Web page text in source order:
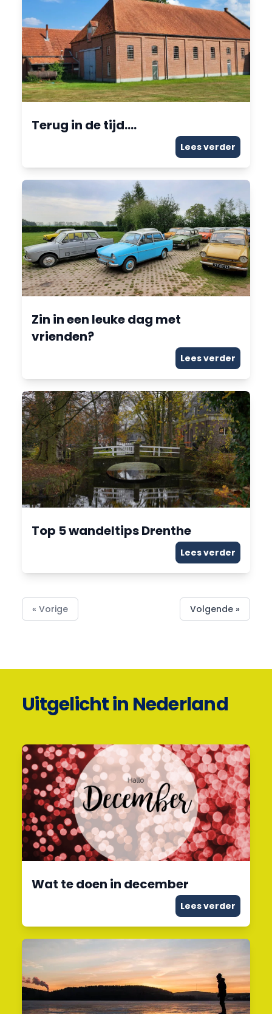
Terug in de tijd….
Lees verder
Zin in een leuke dag met
vrienden?
Lees verder
Top 5 wandeltips Drenthe
Lees verder
« Vorige Volgende »
Uitgelicht in Nederland
Wat te doen in december
Lees verder